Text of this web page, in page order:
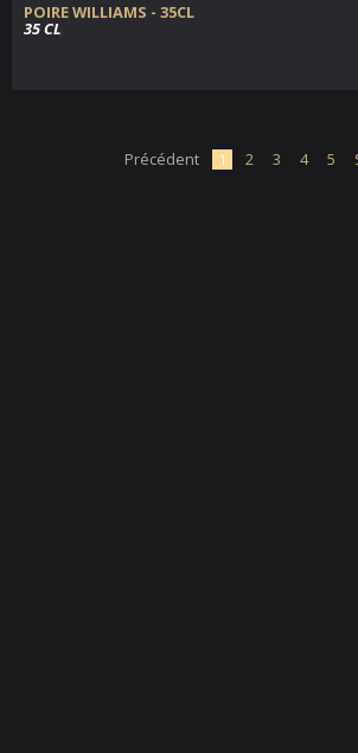
POIRE WILLIAMS - 35CL
35 CL
Précédent 1 2 3 4 5